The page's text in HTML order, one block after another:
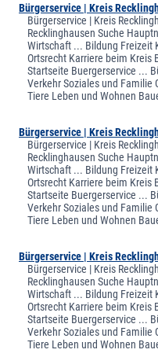
Bürgerservice | Kreis
Bürgerservice | Kreis
Recklinghausen Suche
Wirtschaft ... Bildung Freizeit
Ortsrecht Karriere beim Kreis
Startseite Buergerservice ...
Verkehr Soziales und Familie
Tiere Leben und Wohnen
Bürgerservice | Kreis
Bürgerservice | Kreis
Recklinghausen Suche
Wirtschaft ... Bildung Freizeit
Ortsrecht Karriere beim Kreis
Startseite Buergerservice ...
Verkehr Soziales und Familie
Tiere Leben und Wohnen
Bürgerservice | Kreis
Bürgerservice | Kreis
Recklinghausen Suche
Wirtschaft ... Bildung Freizeit
Ortsrecht Karriere beim Kreis
Startseite Buergerservice ...
Verkehr Soziales und Familie
Tiere Leben und Wohnen